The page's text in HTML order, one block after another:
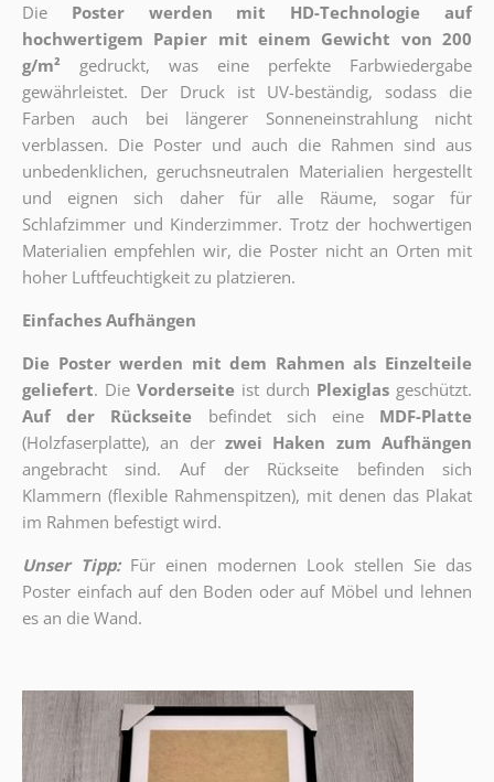
Die
Poster werden mit HD-Technologie auf
hochwertigem Papier mit einem Gewicht von 200
g/m²
gedruckt, was eine perfekte Farbwiedergabe
gewährleistet. Der Druck ist UV-beständig, sodass die
Farben auch bei längerer Sonneneinstrahlung nicht
verblassen. Die Poster und auch die Rahmen sind aus
unbedenklichen, geruchsneutralen Materialien hergestellt
und eignen sich daher für alle Räume, sogar für
Schlafzimmer und Kinderzimmer. Trotz der hochwertigen
Materialien empfehlen wir, die Poster nicht an Orten mit
hoher Luftfeuchtigkeit zu platzieren.
Einfaches Aufhängen
Die Poster werden mit dem Rahmen als Einzelteile
geliefert. Die Vorderseite ist durch Plexiglas geschützt.
Auf der Rückseite
befindet sich eine
MDF-Platte
(Holzfaserplatte), an der zwei Haken zum Aufhängen
angebracht sind.
Auf der Rückseite befinden sich
Klammern (flexible Rahmenspitzen), mit denen das Plakat
im Rahmen befestigt wird.
Unser Tipp: Für einen modernen Look stellen Sie das
Poster einfach auf den Boden oder auf Möbel und lehnen
es an die Wand.